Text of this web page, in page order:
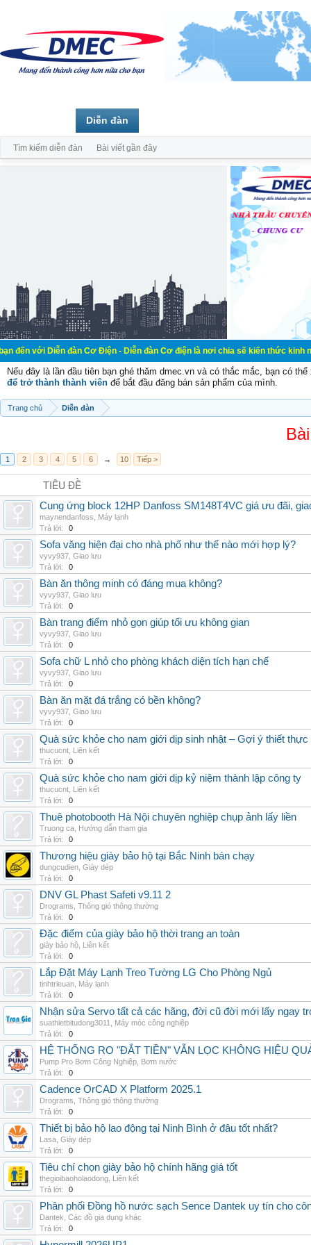
đàn Cơ Điện - Diễn đàn Cơ điện là nơi chia sẽ kiến thức kinh nghiệm
Nếu đây là lần đầu tiên bạn ghé thăm dmec.vn và có thắc mắc, bạn có
để trở thành thành viên để bắt đầu đăng bán sản phẩm của mình.
Trang chủ Diễn đàn
1 2 3 4 5 6 → 10 Tiếp >
TIÊU ĐỀ
Cung ứng block 12HP Danfoss SM148T4VC giá ưu đãi,
maynendanfoss
Máy lạnh
Trả lời:
0
Sofa văng hiện đại cho nhà phố như thế nào mới hợp lý?
vyvy937 Giao lưu
Trả lời:
0
Bàn ăn thông minh có đáng mua không?
vyvy937 Giao lưu
Trả lời:
0
Bàn trang điểm nhỏ gọn giúp tối ưu không gian
vyvy937 Giao lưu
Trả lời:
0
Sofa chữ L nhỏ cho phòng khách diện tích hạn chế
vyvy937 Giao lưu
Trả lời:
0
Bàn ăn mặt đá trắng có bền không?
vyvy937 Giao lưu
Trả lời:
0
Quà sức khỏe cho nam giới dịp sinh nhật – Gợi ý thiết thực
thucucnt Liên kết
Trả lời:
0
Quà sức khỏe cho nam giới dịp kỷ niệm thành lập công ty
thucucnt Liên kết
Trả lời:
0
Thuê photobooth Hà Nội chuyên nghiệp chụp ảnh lấy liền
Truong ca Hướng dẫn tham gia
Trả lời:
0
Thương hiệu giày bảo hộ tại Bắc Ninh bán chạy
dungcudien Giày dép
Trả lời:
0
DNV GL Phast Safeti v9.11 2
Drograms Thông gió thông thường
Trả lời:
0
Đặc điểm của giày bảo hộ thời trang an toàn
giày bảo hộ Liên kết
Trả lời:
0
Lắp Đặt Máy Lạnh Treo Tường LG Cho Phòng Ngủ
tinhtrieuan Máy lạnh
Trả lời:
0
Nhận sửa Servo tất cả các hãng, đời cũ đời mới lấy ngay
suathietbitudong3011
Máy móc công nghiệp
Trả lời:
0
HỆ THỐNG RO "ĐẮT TIỀN" VẪN LỌC KHÔNG HIỆU
Pump Pro Bơm Công Nghiệp Bơm nước
Trả lời:
0
Cadence OrCAD X Platform 2025.1
Drograms Thông gió thông thường
Trả lời:
0
Thiết bị bảo hộ lao động tại Ninh Bình ở đâu tốt nhất?
Lasa Giày dép
Trả lời:
0
Tiêu chí chọn giày bảo hộ chính hãng giá tốt
thegioibaoholaodong Liên kết
Trả lời:
0
Phân phối Đồng hồ nước sạch Sence Dantek uy tín cho
Dantek Các đồ gia dụng khác
Trả lời:
0
Diễn đàn
Tìm kiếm diễn đàn Bài viết gần đây